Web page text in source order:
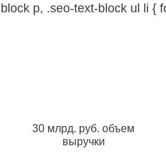
block p, .seo-text-block ul li {
30 млрд. руб. объем
выручки